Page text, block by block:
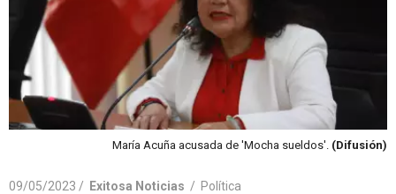
María Acuña acusada de 'Mocha sueldos'. (Difusión)
09/05/2023 / Exitosa Noticias / Política